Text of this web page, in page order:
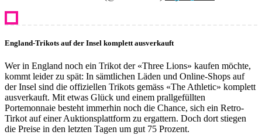
England-Trikots auf der Insel komplett ausverkauft
Wer in England noch ein Trikot der «Three Lions» kaufen möchte,
kommt leider zu spät: In sämtlichen Läden und Online-Shops auf
der Insel sind die offiziellen Trikots gemäss «The Athletic» komplett
ausverkauft. Mit etwas Glück und einem prallgefüllten
Portemonnaie besteht immerhin noch die Chance, sich ein Retro-
Tirkot auf einer Auktionsplattform zu ergattern. Doch dort stiegen
die Preise in den letzten Tagen um gut 75 Prozent.